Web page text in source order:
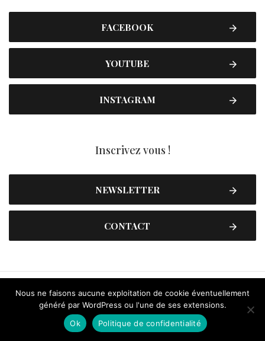
FACEBOOK
YOUTUBE
INSTAGRAM
Inscrivez vous !
NEWSLETTER
CONTACT
Contactez-nous Plan du site Mentions légales
Nous ne faisons aucune exploitation de cookie éventuellement
généré par WordPress ou l'une de ses extensions.
Ok
Politique de confidentialité